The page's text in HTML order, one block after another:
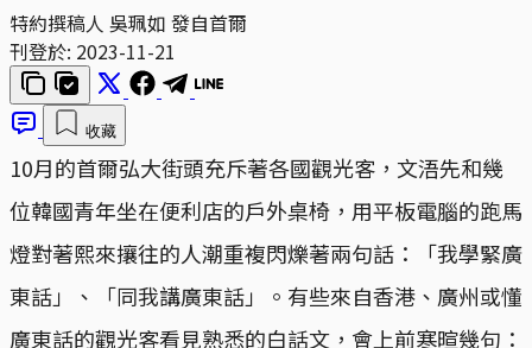
特約撰稿人 吳珮如 發自首爾
刊登於: 2023-11-21
收藏
10月的首爾弘大街頭充斥著各國觀光客，文浯先和幾
位韓國青年坐在便利店的戶外桌椅，用平板電腦的跑馬
燈對著熙來攘往的人潮重複閃爍著兩句話：「我學緊廣
東話」、「同我講廣東話」。有些來自香港、廣州或懂
廣東話的觀光客看見熟悉的白話文，會上前寒暄幾句：